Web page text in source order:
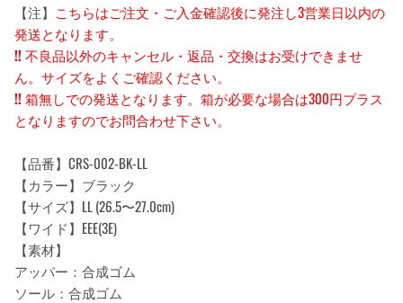
【注】 こちらはご注文・ご入金確認後に発注し3営業日以内の
発送となります。
!!不良品以外のキャンセル・返品・交換はお受けできませ
ん。サイズをよくご確認ください。
!!箱無しでの発送となります。箱が必要な場合は300円プラス
となりますのでお問合わせ下さい。
【品番】CRS-002-BK-LL
【カラー】ブラック
【サイズ】LL (26.5〜27.0cm)
【ワイド】EEE(3E)
【素材】
アッパー：合成ゴム
ソール：合成ゴム